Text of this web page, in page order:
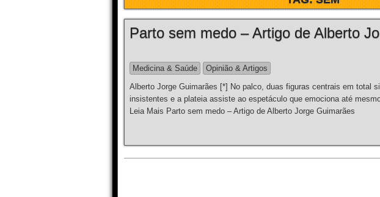
Parto sem medo – Artigo de Alberto
Medicina & Saúde
Opinião & Artigos
Alberto Jorge Guimarães [*] No palco, duas figuras centrais em total
insistentes e a plateia assiste ao espetáculo que emociona até
Leia Mais Parto sem medo – Artigo de Alberto Jorge Guimarães